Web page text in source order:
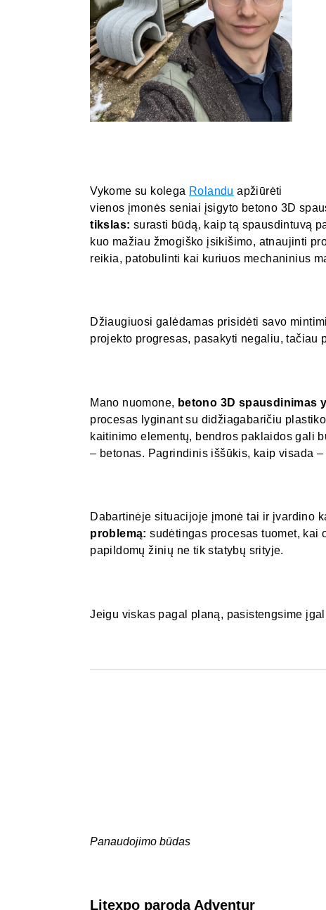
Vykome su kolega Rolandu apžiūrėti
vienos įmonės seniai įsigyto betono 3D
tikslas: surasti būdą, kaip tą spausdintuvą
kuo mažiau žmogiško įsikišimo, atnaujinti
reikia, patobulinti kai kuriuos mechaninius
Džiaugiuosi galėdamas prisidėti savo
projekto progresas, pasakyti negaliu, tačiau
Mano nuomone, betono 3D spausdinimas
procesas lyginant su didžiagabaričiu
kaitinimo elementų, bendros paklaidos gali
– betonas. Pagrindinis iššūkis, kaip visada
Dabartinėje situacijoje įmonė tai ir įvardino
problemą: sudėtingas procesas tuomet, kai
papildomų žinių ne tik statybų srityje.
Jeigu viskas pagal planą, pasistengsime
Panaudojimo būdas
Litexpo paroda Adventur